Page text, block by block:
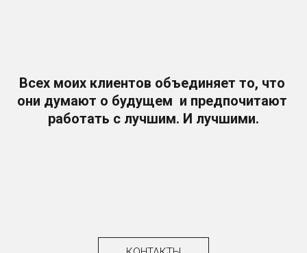
Всех моих клиентов объединяет то, что
они думают о будущем  и предпочитают
работать с лучшим. И лучшими.